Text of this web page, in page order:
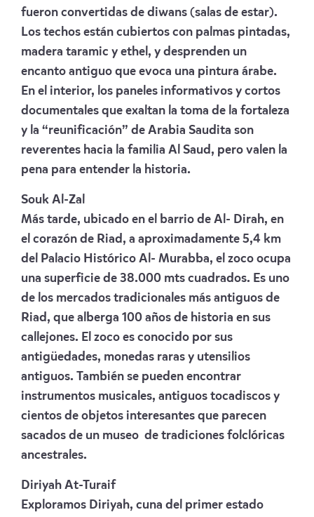
fueron convertidas de diwans (salas de estar).
Los techos están cubiertos con palmas pintadas,
madera taramic y ethel, y desprenden un
encanto antiguo que evoca una pintura árabe.
En el interior, los paneles informativos y cortos
documentales que exaltan la toma de la fortaleza
y la “reunificación” de Arabia Saudita son
reverentes hacia la familia Al Saud, pero valen la
pena para entender la historia.
Souk Al-Zal
Más tarde, ubicado en el barrio de Al- Dirah, en
el corazón de Riad, a aproximadamente 5,4 km
del Palacio Histórico Al- Murabba, el zoco ocupa
una superficie de 38.000 mts cuadrados. Es uno
de los mercados tradicionales más antiguos de
Riad, que alberga 100 años de historia en sus
callejones. El zoco es conocido por sus
antigüedades, monedas raras y utensilios
antiguos. También se pueden encontrar
instrumentos musicales, antiguos tocadiscos y
cientos de objetos interesantes que parecen
sacados de un museo de tradiciones folclóricas
ancestrales.
Diriyah At-Turaif
Exploramos Diriyah, cuna del primer estado